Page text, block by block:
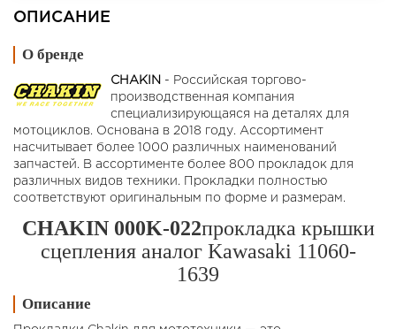
ОПИСАНИЕ
О бренде
CHAKIN - Российская торгово-
производственная компания
специализирующаяся на деталях для
мотоциклов. Основана в 2018 году. Ассортимент
насчитывает более 1000 различных наименований
запчастей. В ассортименте более 800 прокладок для
различных видов техники. Прокладки полностью
соответствуют оригинальным по форме и размерам.
CHAKIN 000K-022прокладка крышки
сцепления аналог Kawasaki 11060-
1639
Описание